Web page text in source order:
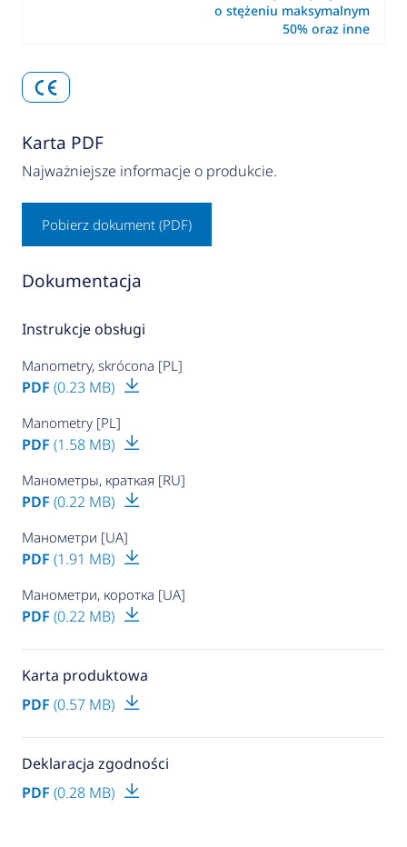
o stężeniu maksymalnym
50% oraz inne
Karta PDF
Najważniejsze informacje o produkcie.
Pobierz dokument (PDF)
Dokumentacja
Instrukcje obsługi
Manometry, skrócona [PL]
PDF (0.23 MB)
Manometry [PL]
PDF (1.58 MB)
Манометры, краткая [RU]
PDF (0.22 MB)
Манометри [UA]
PDF (1.91 MB)
Манометри, коротка [UA]
PDF (0.22 MB)
Karta produktowa
PDF (0.57 MB)
Deklaracja zgodności
PDF (0.28 MB)